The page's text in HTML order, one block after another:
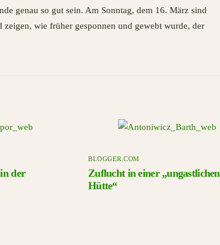
genau so gut sein. Am Sonntag, dem 16. März sind
wie früher gesponnen und gewebt wurde, der
der
BLOGGER.COM
Zuflucht in einer „ungastlichen
Hütte“